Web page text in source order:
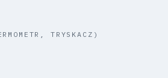
TRYSKACZ)